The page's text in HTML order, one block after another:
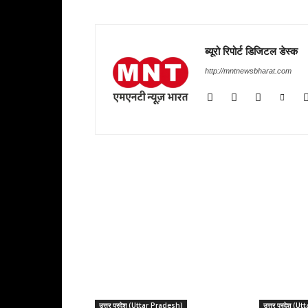
ब्यूरो रिपोर्ट डिजिटल डेस्क
http://mntnewsbharat.com
उत्तर प्रदेश (Uttar Pradesh) उत्तर प्रदेश